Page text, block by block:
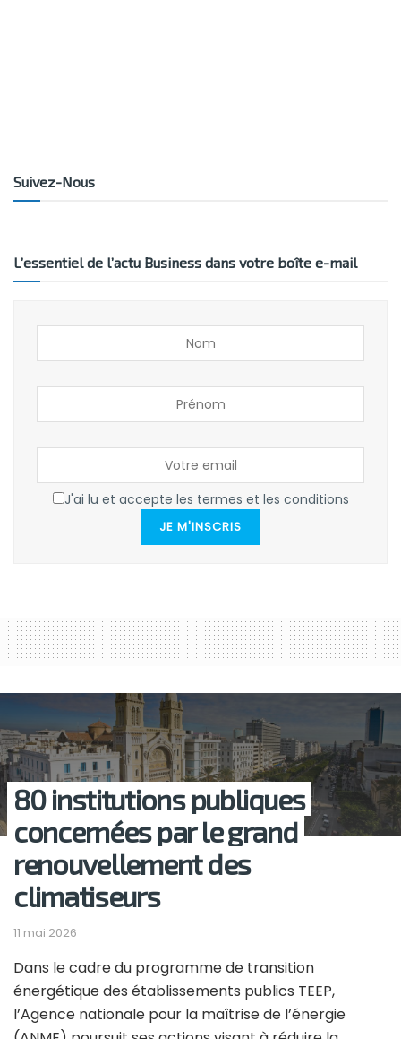
Suivez-Nous
L’essentiel de l’actu Business dans votre boîte e-mail
J'ai lu et accepte les termes et les conditions
JE M'INSCRIS
80 institutions publiques
concernées par le grand
renouvellement des
climatiseurs
11 mai 2026
Dans le cadre du programme de transition
énergétique des établissements publics TEEP,
l’Agence nationale pour la maîtrise de l’énergie